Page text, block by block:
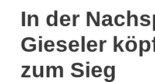
In der
Gieseler
zum Sieg